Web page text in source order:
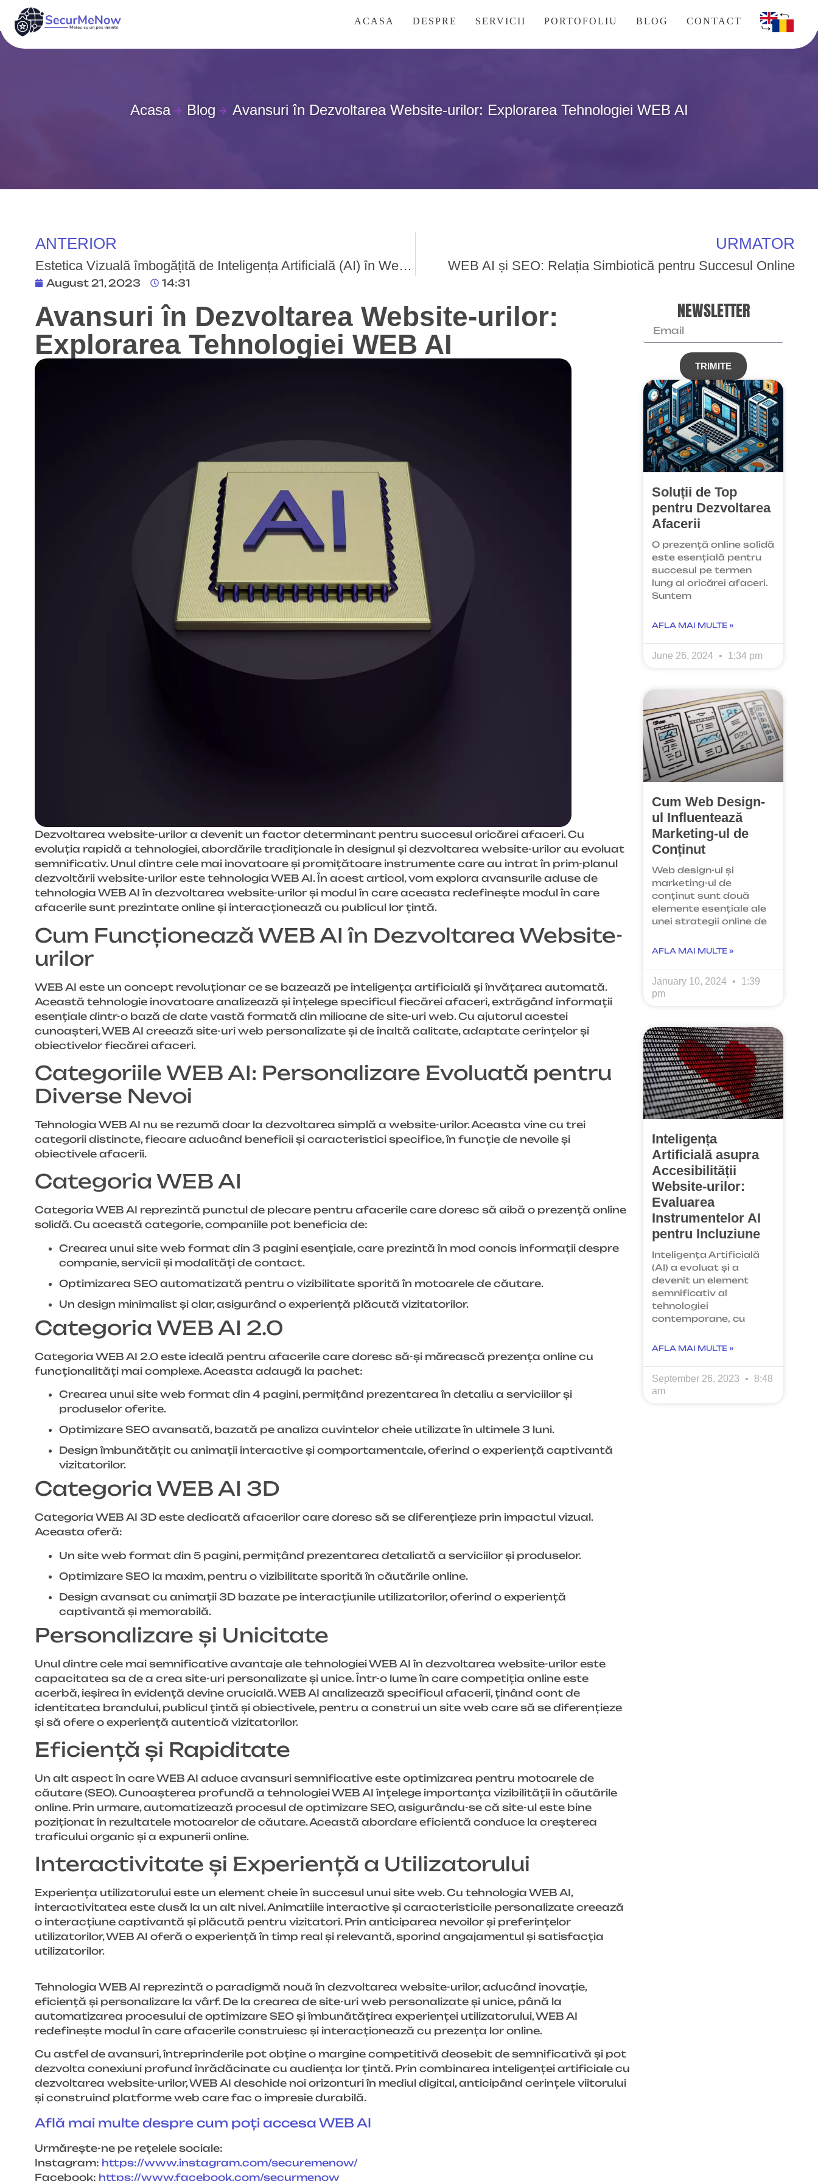
CONTACT
BLOG
PORTOFOLIU
SERVICII
DESPRE
ACASA
Acasa Blog Avansuri în Dezvoltarea Website-urilor: Explorarea Tehnologiei WEB AI
ANTERIOR
Estetica Vizuală îmbogățită de Inteligența Artificială (AI) în Web Design
URMATOR
WEB AI și SEO: Relația Simbiotică pentru Succesul Online
August 21, 2023 14:31
Avansuri în Dezvoltarea Website-urilor:
Explorarea Tehnologiei WEB AI
Dezvoltarea website-urilor a devenit un factor determinant pentru succesul oricărei afaceri. Cu
evoluția rapidă a tehnologiei, abordările tradiționale în designul și dezvoltarea website-urilor au evoluat
semnificativ. Unul dintre cele mai inovatoare și promițătoare instrumente care au intrat în prim-planul
dezvoltării website-urilor este tehnologia WEB AI. În acest articol, vom explora avansurile aduse de
tehnologia WEB AI în dezvoltarea website-urilor și modul în care aceasta redefinește modul în care
afacerile sunt prezintate online și interacționează cu publicul lor țintă.
Cum Funcționează WEB AI în Dezvoltarea Website-
urilor
WEB AI este un concept revoluționar ce se bazează pe inteligența artificială și învățarea automată.
Această tehnologie inovatoare analizează și înțelege specificul fiecărei afaceri, extrăgând informații
esențiale dintr-o bază de date vastă formată din milioane de site-uri web. Cu ajutorul acestei
cunoașteri, WEB AI creează site-uri web personalizate și de înaltă calitate, adaptate cerințelor și
obiectivelor fiecărei afaceri.
Categoriile WEB AI: Personalizare Evoluată pentru
Diverse Nevoi
Tehnologia WEB AI nu se rezumă doar la dezvoltarea simplă a website-urilor. Aceasta vine cu trei
categorii distincte, fiecare aducând beneficii și caracteristici specifice, în funcție de nevoile și
obiectivele afacerii.
Categoria WEB AI
Categoria WEB AI reprezintă punctul de plecare pentru afacerile care doresc să aibă o prezență online
solidă. Cu această categorie, companiile pot beneficia de:
Crearea unui site web format din 3 pagini esențiale, care prezintă în mod concis informații despre
companie, servicii și modalități de contact.
Optimizarea SEO automatizată pentru o vizibilitate sporită în motoarele de căutare.
Un design minimalist și clar, asigurând o experiență plăcută vizitatorilor.
Categoria WEB AI 2.0
Categoria WEB AI 2.0 este ideală pentru afacerile care doresc să-și mărească prezența online cu
funcționalități mai complexe. Aceasta adaugă la pachet:
Crearea unui site web format din 4 pagini, permițând prezentarea în detaliu a serviciilor și
produselor oferite.
Optimizare SEO avansată, bazată pe analiza cuvintelor cheie utilizate în ultimele 3 luni.
Design îmbunătățit cu animații interactive și comportamentale, oferind o experiență captivantă
vizitatorilor.
Categoria WEB AI 3D
Categoria WEB AI 3D este dedicată afacerilor care doresc să se diferențieze prin impactul vizual.
Aceasta oferă:
Un site web format din 5 pagini, permițând prezentarea detaliată a serviciilor și produselor.
Optimizare SEO la maxim, pentru o vizibilitate sporită în căutările online.
Design avansat cu animații 3D bazate pe interacțiunile utilizatorilor, oferind o experiență
captivantă și memorabilă.
Personalizare și Unicitate
Unul dintre cele mai semnificative avantaje ale tehnologiei WEB AI în dezvoltarea website-urilor este
capacitatea sa de a crea site-uri personalizate și unice. Într-o lume în care competiția online este
acerbă, ieșirea în evidență devine crucială. WEB AI analizează specificul afacerii, ținând cont de
identitatea brandului, publicul țintă și obiectivele, pentru a construi un site web care să se diferențieze
și să ofere o experiență autentică vizitatorilor.
Eficiență și Rapiditate
Un alt aspect în care WEB AI aduce avansuri semnificative este optimizarea pentru motoarele de
căutare (SEO). Cunoașterea profundă a tehnologiei WEB AI înțelege importanța vizibilității în căutările
online. Prin urmare, automatizează procesul de optimizare SEO, asigurându-se că site-ul este bine
poziționat în rezultatele motoarelor de căutare. Această abordare eficientă conduce la creșterea
traficului organic și a expunerii online.
Interactivitate și Experiență a Utilizatorului
Experiența utilizatorului este un element cheie în succesul unui site web. Cu tehnologia WEB AI,
interactivitatea este dusă la un alt nivel. Animatiile interactive și caracteristicile personalizate creează
o interacțiune captivantă și plăcută pentru vizitatori. Prin anticiparea nevoilor și preferințelor
utilizatorilor, WEB AI oferă o experiență în timp real și relevantă, sporind angajamentul și satisfacția
utilizatorilor.
Tehnologia WEB AI reprezintă o paradigmă nouă în dezvoltarea website-urilor, aducând inovație,
eficiență și personalizare la vârf. De la crearea de site-uri web personalizate și unice, până la
automatizarea procesului de optimizare SEO și îmbunătățirea experienței utilizatorului, WEB AI
redefinește modul în care afacerile construiesc și interacționează cu prezența lor online.
Cu astfel de avansuri, întreprinderile pot obține o margine competitivă deosebit de semnificativă și pot
dezvolta conexiuni profund înrădăcinate cu audiența lor țintă. Prin combinarea inteligenței artificiale cu
dezvoltarea website-urilor, WEB AI deschide noi orizonturi în mediul digital, anticipând cerințele viitorului
și construind platforme web care fac o impresie durabilă.
Află mai multe despre cum poți accesa WEB AI
Urmărește-ne pe rețelele sociale:
Instagram: https://www.instagram.com/securemenow/
Facebook: https://www.facebook.com/securmenow
NEWSLETTER
TRIMITE
Soluții de Top
pentru Dezvoltarea
Afacerii
O prezență online solidă
este esențială pentru
succesul pe termen
lung al oricărei afaceri.
Suntem
AFLA MAI MULTE »
June 26, 2024 1:34 pm
Cum Web Design-
ul Influentează
Marketing-ul de
Conținut
Web design-ul și
marketing-ul de
conținut sunt două
elemente esențiale ale
unei strategii online de
AFLA MAI MULTE »
January 10, 2024
1:39
pm
Inteligența
Artificială asupra
Accesibilității
Website-urilor:
Evaluarea
Instrumentelor AI
pentru Incluziune
Inteligența Artificială
(AI) a evoluat și a
devenit un element
semnificativ al
tehnologiei
contemporane, cu
AFLA MAI MULTE »
September 26, 2023
8:48
am